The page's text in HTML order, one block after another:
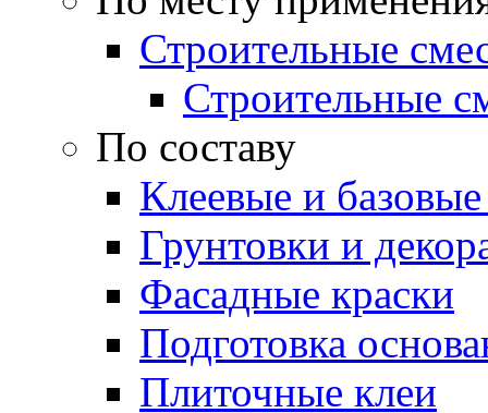
Строительные
Строительные
По составу
Клеевые и
Грунтовки и
Фасадные краски
Подготовка
Плиточные клеи